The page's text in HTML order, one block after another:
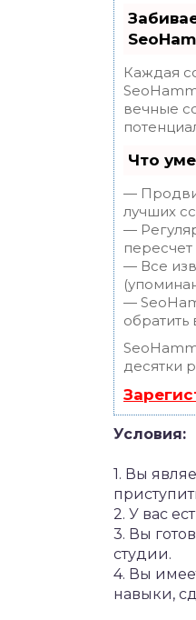
Каждая
вечные
Что
—
лучших
—
пересчет
— Все
—
десятки
Условия:
1. Вы
2. У вас
3. Вы
студии.
4. Вы
навыки,